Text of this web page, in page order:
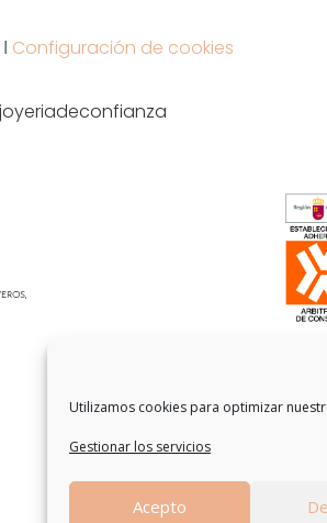
Utilizamos cookies para optimizar
Gestionar los servicios
Acepto
Ι Configuración de cookies